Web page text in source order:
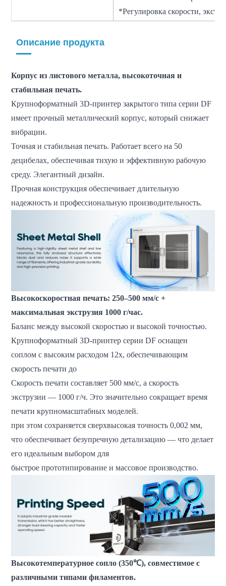
*Регулировка скорости,
Описание продукта
Корпус из листового металла, высокоточная и
стабильная печать.
Крупноформатный 3D-принтер закрытого типа серии DF
имеет прочный металлический корпус, который снижает
вибрации.
Точная и стабильная печать. Работает всего на 50
децибелах, обеспечивая тихую и эффективную рабочую
среду. Элегантный дизайн.
Прочная конструкция обеспечивает длительную
надежность и профессиональную производительность.
Высокоскоростная печать: 250–500 мм/с +
максимальная экструзия 1000 г/час.
Баланс между высокой скоростью и высокой точностью.
Крупноформатный 3D-принтер серии DF оснащен
соплом с высоким расходом 12x, обеспечивающим
скорость печати до
Скорость печати составляет 500 мм/с, а скорость
экструзии — 1000 г/ч. Это значительно сокращает время
печати крупномасштабных моделей.
при этом сохраняется сверхвысокая точность 0,002 мм,
что обеспечивает безупречную детализацию — что делает
его идеальным выбором для
быстрое прототипирование и массовое производство.
Высокотемпературное сопло (350℃), совместимое с
различными типами филаментов.